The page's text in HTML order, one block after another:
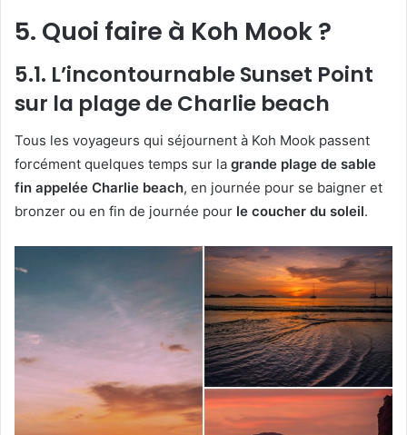
5. Quoi faire à Koh Mook ?
5.1. L’incontournable Sunset Point
sur la plage de Charlie beach
Tous les voyageurs qui séjournent à Koh Mook passent
forcément quelques temps sur la grande plage de sable
fin appelée Charlie beach, en journée pour se baigner et
bronzer ou en fin de journée pour le coucher du soleil.